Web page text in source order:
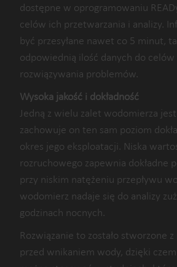
dostępne w oprogramowaniu
celów ich przetwarzania i analizy.
być przesyłane nawet co 5 minut,
odpowiednią ilość danych do celów
rozwiązywania problemów.
Wysoka jakość i dokładność
Jedną z wielu zalet wodomierza
zachowuje on ten sam poziom
okres jego eksploatacji. Niska
rozruchowego zapewnia dokładne
przy niskim natężeniu przepływu
wodomierz nadaje się do analizy
godzinach nocnych.
Rozwiązanie to zostało stworzone
przed wnikaniem wody, dzięki